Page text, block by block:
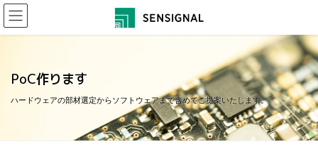
コ
ン
テ
ナ
ビ
ゲー
PoC作ります
ハードウェアの部材選定からソフトウェアまで含めてご提案いたします。